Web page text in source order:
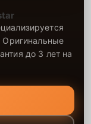
Оригинальные
до 3 лет на